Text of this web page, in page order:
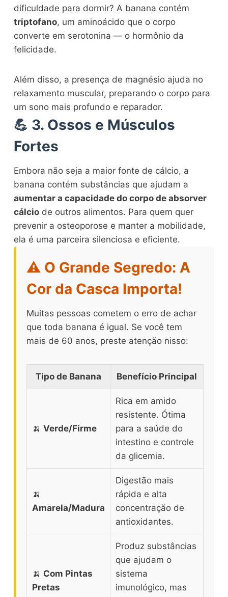
dificuldade para dormir? A banana contém
triptofano, um aminoácido que o corpo
converte em serotonina — o hormônio da
felicidade.
Além disso, a presença de magnésio ajuda no
relaxamento muscular, preparando o corpo para
um sono mais profundo e reparador.
💪 3. Ossos e Músculos
Fortes
Embora não seja a maior fonte de cálcio, a
banana contém substâncias que ajudam a
aumentar a capacidade do corpo de absorver
cálcio de outros alimentos. Para quem quer
prevenir a osteoporose e manter a mobilidade,
ela é uma parceira silenciosa e eficiente.
⚠️ O Grande Segredo: A
Cor da Casca Importa!
Muitas pessoas cometem o erro de achar
que toda banana é igual. Se você tem
mais de 60 anos, preste atenção nisso:
Tipo de Banana Benefício Principal
🍌Verde/Firme
Rica em amido
resistente. Ótima
para a saúde do
intestino e controle
da glicemia.
🍌
Amarela/Madura
Digestão mais
rápida e alta
concentração de
antioxidantes.
🍌 Com Pintas
Pretas
Produz substâncias
que ajudam o
sistema
imunológico, mas